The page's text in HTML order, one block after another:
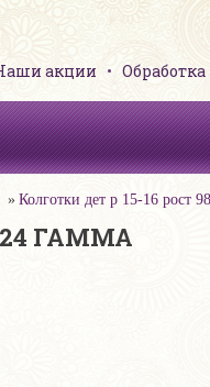
акции
Колготки дет р 15-16 рост
ГАММА